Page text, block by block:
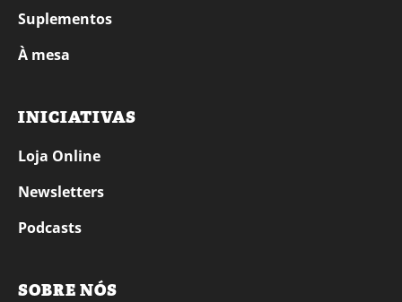
Suplementos
À mesa
INICIATIVAS
Loja Online
Newsletters
Podcasts
SOBRE NÓS